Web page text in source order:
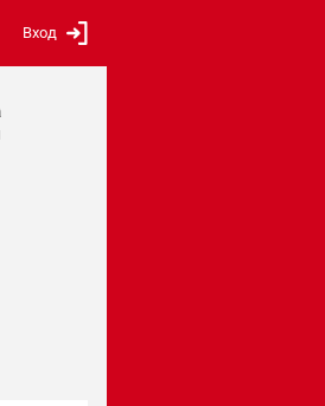
Вход